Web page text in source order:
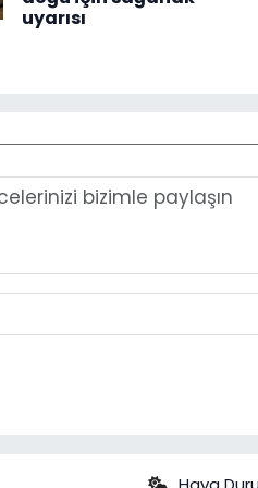
uyarısı